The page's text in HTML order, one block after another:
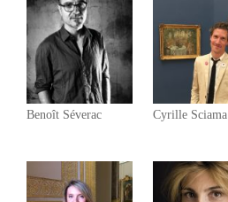
Benoît Séverac Cyrille Sciama